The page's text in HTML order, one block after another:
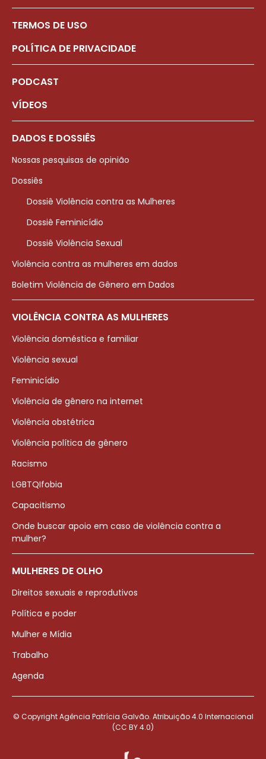
TERMOS DE USO
POLÍTICA DE PRIVACIDADE
PODCAST
VÍDEOS
DADOS E DOSSIÊS
Nossas pesquisas de opinião
Dossiês
Dossiê Violência contra as Mulheres
Dossiê Feminicídio
Dossiê Violência Sexual
Violência contra as mulheres em dados
Boletim Violência de Gênero em Dados
VIOLÊNCIA CONTRA AS MULHERES
Violência doméstica e familiar
Violência sexual
Feminicídio
Violência de gênero na internet
Violência obstétrica
Violência política de gênero
Racismo
LGBTQIfobia
Capacitismo
Onde buscar apoio em caso de violência contra a
mulher?
MULHERES DE OLHO
Direitos sexuais e reprodutivos
Política e poder
Mulher e Mídia
Trabalho
Agenda
© Copyright Agência Patrícia Galvão. Atribuição 4.0 Internacional
(CC BY 4.0)